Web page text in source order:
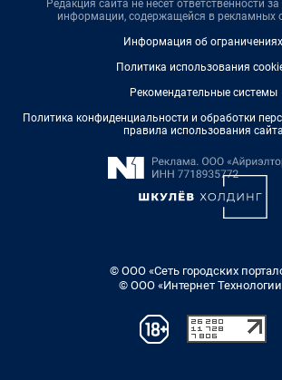
Редакция сайта не несет ответственности
информации, содержащейся в рекламных
Информация об ограничениях
Политика использования
Рекомендательные системы
Политика конфиденциальности и обработки
правила использования сайта
© ООО «Сеть городских
© ООО «Интернет